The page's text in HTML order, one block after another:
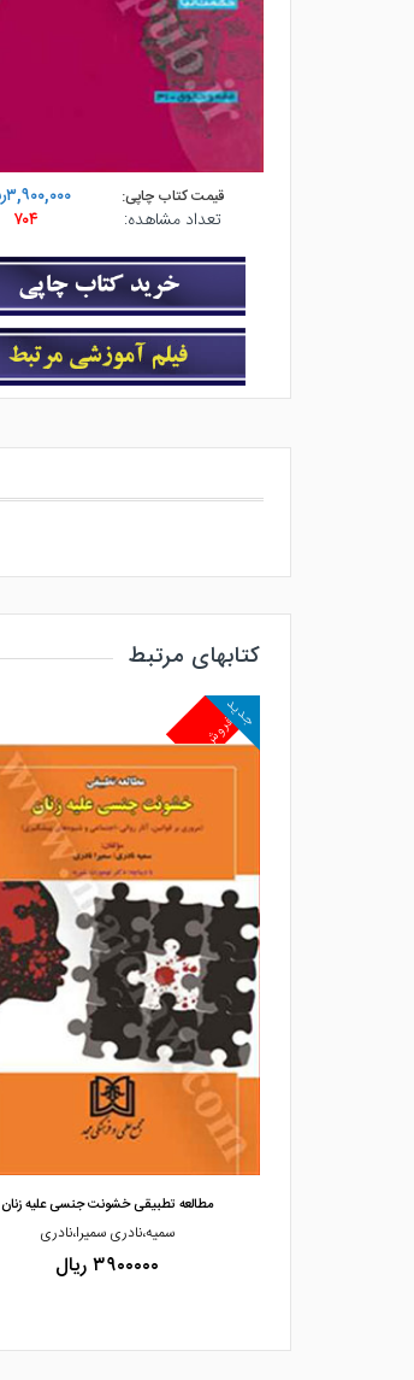
قیمت کتاب چاپی:
۳,۹۰۰,۰۰۰ريال
تعداد مشاهده:
۷۰۴
کتابهای مرتبط
پرفروش
جدید
مطالعه تطبیقی خشونت جنسی علیه زنان
سمیه،نادری سمیرا،نادری
۳۹۰۰۰۰۰ ریال